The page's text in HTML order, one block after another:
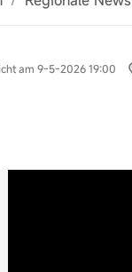
am 9-5-2026 19:00